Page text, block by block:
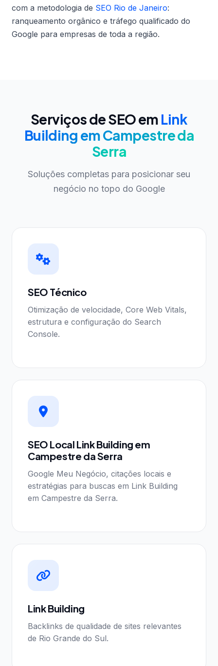
com a metodologia de SEO Rio de Janeiro:
ranqueamento orgânico e tráfego qualificado do
Google para empresas de toda a região.
Serviços de SEO em Link
Building em Campestre da
Serra
Soluções completas para posicionar seu
negócio no topo do Google
SEO Técnico
Otimização de velocidade, Core Web Vitals,
estrutura e configuração do Search
Console.
SEO Local Link Building em
Campestre da Serra
Google Meu Negócio, citações locais e
estratégias para buscas em Link Building
em Campestre da Serra.
Link Building
Backlinks de qualidade de sites relevantes
de Rio Grande do Sul.